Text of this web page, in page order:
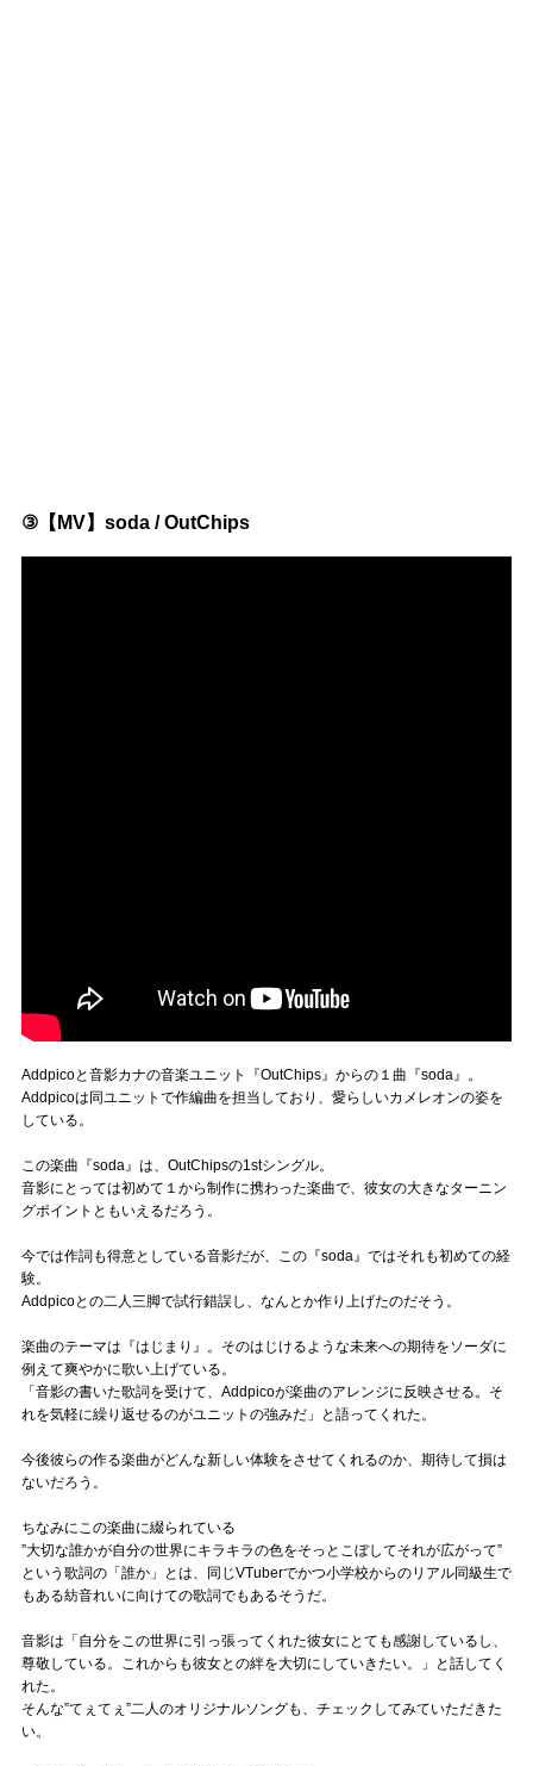
③【MV】soda / OutChips
Addpicoと音影カナの音楽ユニット『OutChips』からの１曲『soda』。
Addpicoは同ユニットで作編曲を担当しており、愛らしいカメレオンの姿を
している。
この楽曲『soda』は、OutChipsの1stシングル。
音影にとっては初めて１から制作に携わった楽曲で、彼女の大きなターニン
グポイントともいえるだろう。
今では作詞も得意としている音影だが、この『soda』ではそれも初めての経
験。
Addpicoとの二人三脚で試行錯誤し、なんとか作り上げたのだそう。
楽曲のテーマは『はじまり』。そのはじけるような未来への期待をソーダに
例えて爽やかに歌い上げている。
「音影の書いた歌詞を受けて、Addpicoが楽曲のアレンジに反映させる。そ
れを気軽に繰り返せるのがユニットの強みだ」と語ってくれた。
今後彼らの作る楽曲がどんな新しい体験をさせてくれるのか、期待して損は
ないだろう。
ちなみにこの楽曲に綴られている
”大切な誰かが自分の世界にキラキラの色をそっとこぼしてそれが広がって”
という歌詞の「誰か」とは、同じVTuberでかつ小学校からのリアル同級生で
もある紡音れいに向けての歌詞でもあるそうだ。
音影は「自分をこの世界に引っ張ってくれた彼女にとても感謝しているし、
尊敬している。これからも彼女との絆を大切にしていきたい。」と話してく
れた。
そんな”てぇてぇ”二人のオリジナルソングも、チェックしてみていただきた
い。